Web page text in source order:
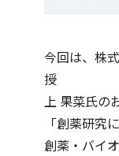
今回は、株
授 小林 誠
上 果菜氏の
「創薬研究
創薬・バイ